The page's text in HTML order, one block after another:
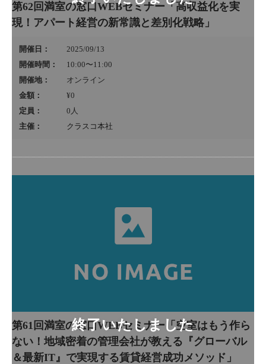
第62回満室の窓口WEBセミナー「高収益化を実
現！アパート経営の新常識と差別化戦略」
開催日：
2025/09/13
開催時間：
10:00〜11:00
開催地：
オンライン
金額：
¥0
定員：
0 人
主催：
クラスコ本社
第61回満室の窓口WEBセミナー「空室はもう作ら
ない！地域密着の管理会社が教える『グローバル
＆最新IT』で実現する賃貸経営成功メソッド」